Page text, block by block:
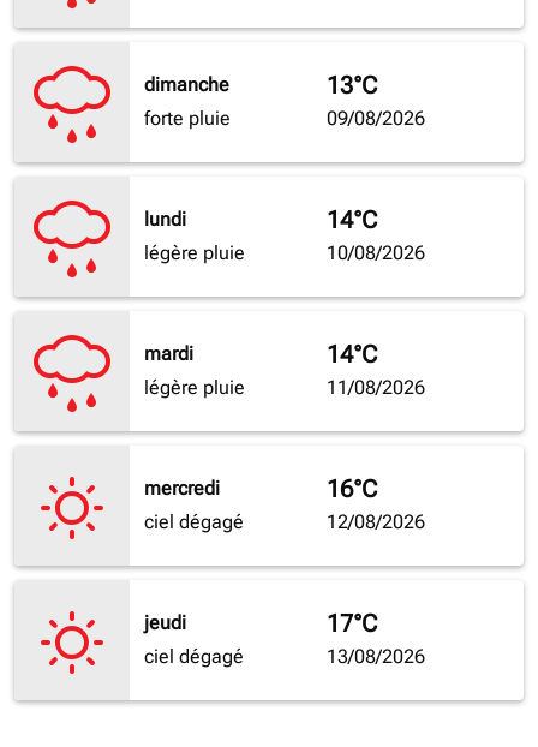
dimanche
forte pluie
13°C
09/08/2026
lundi
légère pluie
14°C
10/08/2026
mardi
légère pluie
14°C
11/08/2026
mercredi
ciel dégagé
16°C
12/08/2026
jeudi
ciel dégagé
17°C
13/08/2026